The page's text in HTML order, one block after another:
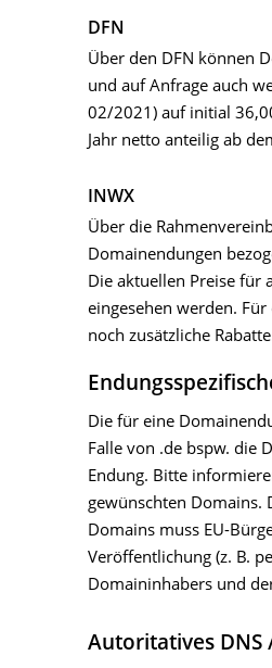
DFN
Über den DFN können
und auf Anfrage auch
02/2021) auf initial
Jahr netto anteilig ab
INWX
Über die
Domainendungen
Die aktuellen Preise für
eingesehen werden.
noch zusätzliche
Die für eine
Falle von .de bspw. die
Endung. Bitte
gewünschten Domains.
Domains muss EU-
Veröffentlichung (z. B.
Domaininhabers und
Autoritatives DNS